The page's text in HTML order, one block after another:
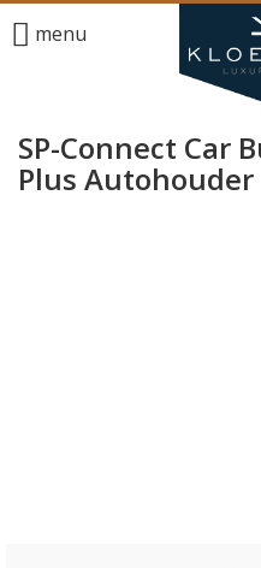
menu
SP-Connect Car
Plus Autohouder